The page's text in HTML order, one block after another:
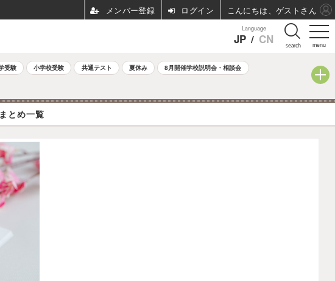
menu
Language
JP / CN search
受験 小学校受験 共通テスト 夏休み 8月開催学校説明会・相談会
とめ一覧
ログイン こんにちは、ゲストさん